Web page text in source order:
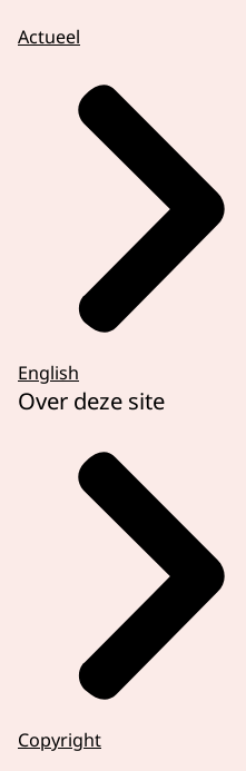
Actueel
English
Over deze site
Copyright